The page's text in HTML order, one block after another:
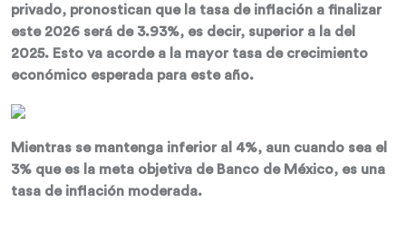
privado, pronostican que la tasa de inflación a finalizar
este 2026 será de 3.93%, es decir, superior a la del
2025. Esto va acorde a la mayor tasa de crecimiento
económico esperada para este año.
Mientras se mantenga inferior al 4%, aun cuando sea el
3% que es la meta objetiva de Banco de México, es una
tasa de inflación moderada.